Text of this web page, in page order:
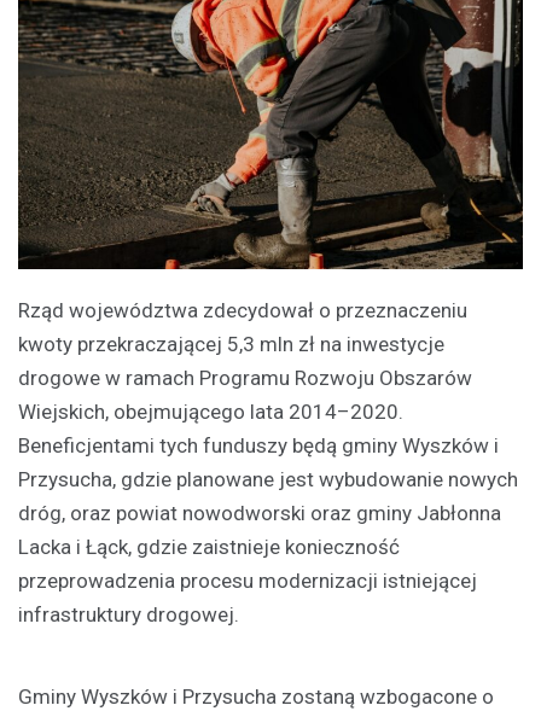
Rząd województwa zdecydował o przeznaczeniu
kwoty przekraczającej 5,3 mln zł na inwestycje
drogowe w ramach Programu Rozwoju Obszarów
Wiejskich, obejmującego lata 2014–2020.
Beneficjentami tych funduszy będą gminy Wyszków i
Przysucha, gdzie planowane jest wybudowanie nowych
dróg, oraz powiat nowodworski oraz gminy Jabłonna
Lacka i Łąck, gdzie zaistnieje konieczność
przeprowadzenia procesu modernizacji istniejącej
infrastruktury drogowej.
Gminy Wyszków i Przysucha zostaną wzbogacone o